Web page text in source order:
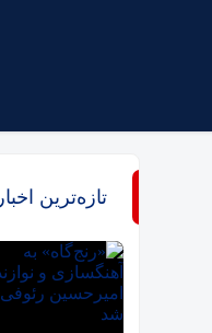
تازه‌ترین